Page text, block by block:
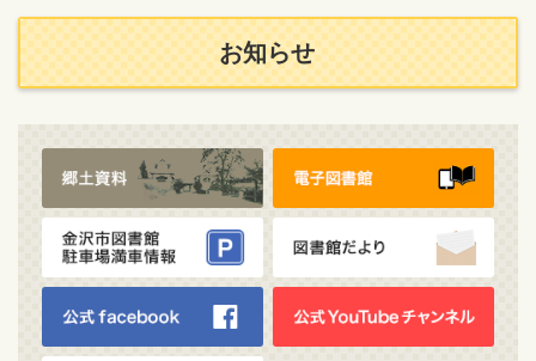
お知らせ